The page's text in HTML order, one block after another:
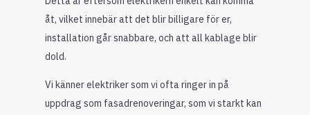
åt, vilket innebär att det blir billigare för er,
installation går snabbare, och att all kablage blir
dold.
Vi känner elektriker som vi ofta ringer in på
uppdrag som fasadrenoveringar, som vi starkt kan